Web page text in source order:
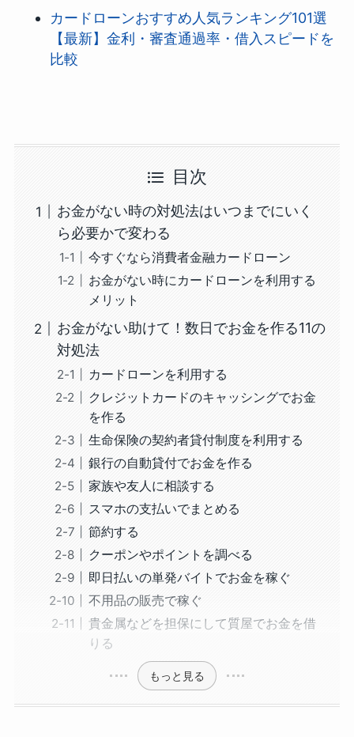
カードローンおすすめ人気ランキング101選
【最新】金利・審査通過率・借入スピードを
比較
目次
お金がない時の対処法はいつまでにいく
ら必要かで変わる
今すぐなら消費者金融カードローン
お金がない時にカードローンを利用する
メリット
お金がない助けて！数日でお金を作る11の
対処法
カードローンを利用する
クレジットカードのキャッシングでお金
を作る
生命保険の契約者貸付制度を利用する
銀行の自動貸付でお金を作る
家族や友人に相談する
スマホの支払いでまとめる
節約する
クーポンやポイントを調べる
即日払いの単発バイトでお金を稼ぐ
不用品の販売で稼ぐ
貴金属などを担保にして質屋でお金を借
りる
もっと見る